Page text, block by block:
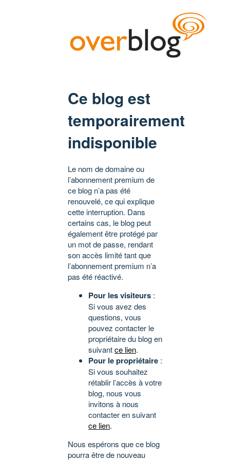
Ce blog est
temporairement
indisponible
Le nom de domaine ou
l’abonnement premium de
ce blog n’a pas été
renouvelé, ce qui explique
cette interruption. Dans
certains cas, le blog peut
également être protégé par
un mot de passe, rendant
son accès limité tant que
l’abonnement premium n’a
pas été réactivé.
Pour les visiteurs :
Si vous avez des
questions, vous
pouvez contacter le
propriétaire du blog en
suivantce lien.
Pour le propriétaire :
Si vous souhaitez
rétablir l’accès à votre
blog, nous vous
invitons à nous
contacter en suivant
ce lien.
Nous espérons que ce blog
pourra être de nouveau